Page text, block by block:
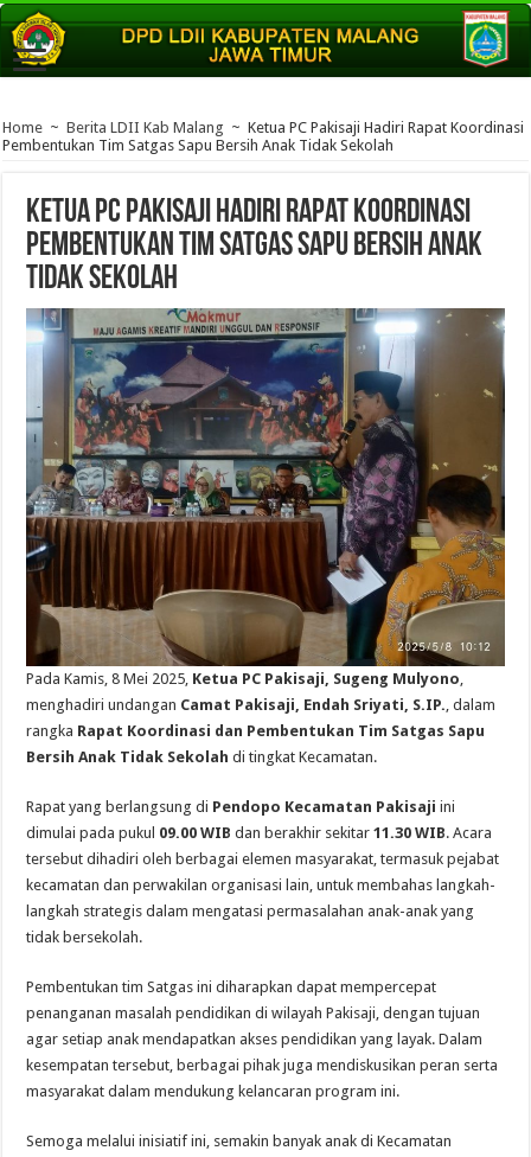
Home ~ Berita LDII Kab Malang ~ Ketua PC Pakisaji Hadiri Rapat Koordinasi
Pembentukan Tim Satgas Sapu Bersih Anak Tidak Sekolah
Ketua PC Pakisaji Hadiri Rapat Koordinasi
Pembentukan Tim Satgas Sapu Bersih Anak
Tidak Sekolah
Pada Kamis, 8 Mei 2025, Ketua PC Pakisaji, Sugeng Mulyono,
menghadiri undangan Camat Pakisaji, Endah Sriyati, S.IP., dalam
rangka Rapat Koordinasi dan Pembentukan Tim Satgas Sapu
Bersih Anak Tidak Sekolah di tingkat Kecamatan.
Rapat yang berlangsung di Pendopo Kecamatan Pakisaji ini
dimulai pada pukul 09.00 WIB dan berakhir sekitar11.30 WIB. Acara
tersebut dihadiri oleh berbagai elemen masyarakat, termasuk pejabat
kecamatan dan perwakilan organisasi lain, untuk membahas langkah-
langkah strategis dalam mengatasi permasalahan anak-anak yang
tidak bersekolah.
Pembentukan tim Satgas ini diharapkan dapat mempercepat
penanganan masalah pendidikan di wilayah Pakisaji, dengan tujuan
agar setiap anak mendapatkan akses pendidikan yang layak. Dalam
kesempatan tersebut, berbagai pihak juga mendiskusikan peran serta
masyarakat dalam mendukung kelancaran program ini.
Semoga melalui inisiatif ini, semakin banyak anak di Kecamatan